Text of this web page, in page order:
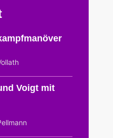
Voigt mit